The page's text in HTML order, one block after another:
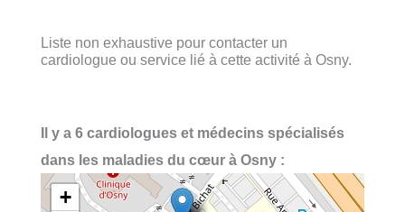
Liste non exhaustive pour contacter un
cardiologue ou service lié à cette activité à Osny.
Il y a 6 cardiologues et médecins spécialisés
dans les maladies du cœur à Osny :
+